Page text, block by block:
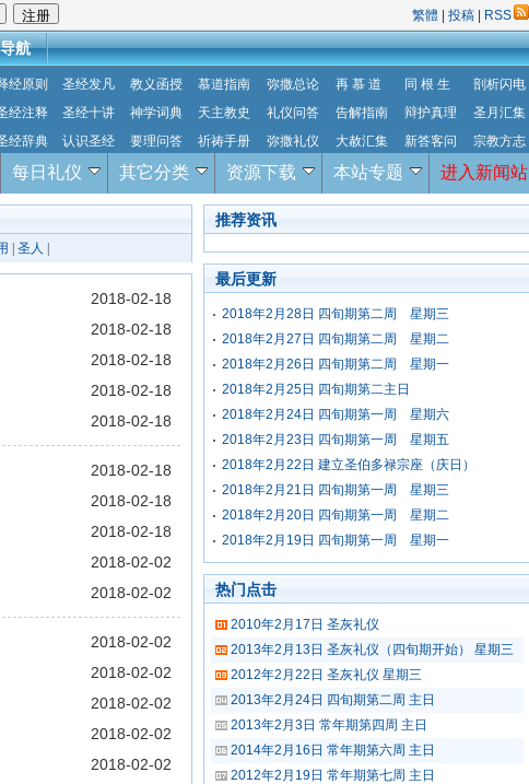
繁體 投稿 RSS
导航
经原则 圣经发凡 教义函授 慕道指南 弥撒总论 再 慕 道 同 根 生
剖析闪电
经注释 圣经十讲 神学词典 天主教史 礼仪问答 告解指南 辩护真理
圣月汇集
经辞典 认识圣经 要理问答 祈祷手册 弥撒礼仪 大赦汇集 新答客问 宗教方志
每日礼仪 其它分类 资源下载 本站专题 进入新闻站
圣人
2018-02-18
2018-02-18
2018-02-18
2018-02-18
2018-02-18
2018-02-18
2018-02-18
2018-02-18
2018-02-02
2018-02-02
2018-02-02
2018-02-02
2018-02-02
2018-02-02
2018-02-02
推荐资讯
最后更新
2018年2月28日 四旬期第二周 星期三
2018年2月27日 四旬期第二周 星期二
2018年2月26日 四旬期第二周 星期一
2018年2月25日 四旬期第二主日
2018年2月24日 四旬期第一周 星期六
2018年2月23日 四旬期第一周 星期五
2018年2月22日 建立圣伯多禄宗座（庆日）
2018年2月21日 四旬期第一周 星期三
2018年2月20日 四旬期第一周 星期二
2018年2月19日 四旬期第一周 星期一
热门点击
2010年2月17日 圣灰礼仪
2013年2月13日 圣灰礼仪（四旬期开始） 星期三
2012年2月22日 圣灰礼仪 星期三
2013年2月24日 四旬期第二周 主日
2013年2月3日 常年期第四周 主日
2014年2月16日 常年期第六周 主日
2012年2月19日 常年期第七周 主日